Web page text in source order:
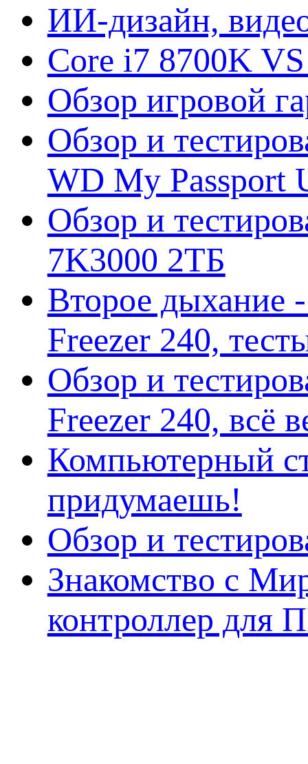
ИИ-дизайн,
Core i7 8700K
Обзор игровой
Обзор и
WD My Passport
Обзор и
7K3000 2ТБ
Второе дыхание
Freezer 240,
Обзор и
Freezer 240, всё
Компьютерный
придумаешь!
Обзор и
Знакомство с
контроллер для